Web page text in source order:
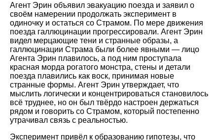
Агент Эрин объявил эвакуацию поезда и заявил о
своём намерении продолжать эксперимент в
одиночку и остаться со Страмом. По мере движения
поезда галлюцинации прогрессировали. Агент Эрин
видел мерцающие тени и странные образы, а
галлюцинации Страма были более явными — лицо
Агента Эрин плавилось, а под ним проступала
красная морда рогатого монстра, стены и детали
поезда плавились как воск, принимая новые
странные формы. Агент Эрин утверждает, что
мыслить логически и концентрироваться становилось
всё труднее, но он был твёрдо настроен держаться
рядом и говорить со Страмом, который постепенно
утрачивал связь с реальностью.
Эксперимент привёл к образованию гипотезы, что